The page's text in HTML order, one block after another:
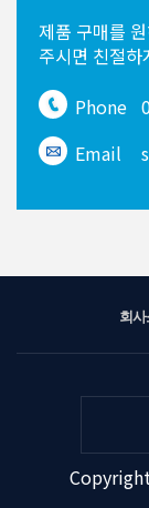
제품 구매를
주시면 친절하
Phone
Email
회사